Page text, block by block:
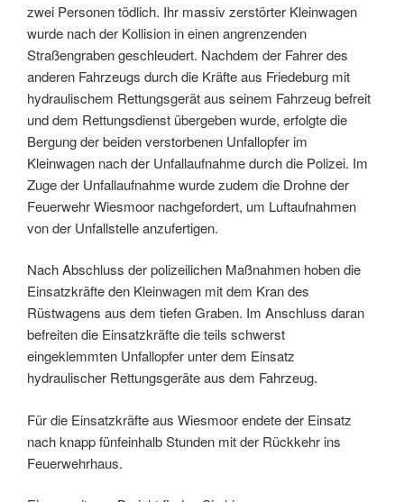
zwei Personen tödlich. Ihr massiv zerstörter Kleinwagen
wurde nach der Kollision in einen angrenzenden
Straßengraben geschleudert. Nachdem der Fahrer des
anderen Fahrzeugs durch die Kräfte aus Friedeburg mit
hydraulischem Rettungsgerät aus seinem Fahrzeug befreit
und dem Rettungsdienst übergeben wurde, erfolgte die
Bergung der beiden verstorbenen Unfallopfer im
Kleinwagen nach der Unfallaufnahme durch die Polizei. Im
Zuge der Unfallaufnahme wurde zudem die Drohne der
Feuerwehr Wiesmoor nachgefordert, um Luftaufnahmen
von der Unfallstelle anzufertigen.
Nach Abschluss der polizeilichen Maßnahmen hoben die
Einsatzkräfte den Kleinwagen mit dem Kran des
Rüstwagens aus dem tiefen Graben. Im Anschluss daran
befreiten die Einsatzkräfte die teils schwerst
eingeklemmten Unfallopfer unter dem Einsatz
hydraulischer Rettungsgeräte aus dem Fahrzeug.
Für die Einsatzkräfte aus Wiesmoor endete der Einsatz
nach knapp fünfeinhalb Stunden mit der Rückkehr ins
Feuerwehrhaus.